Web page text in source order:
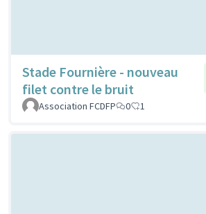
Stade Fournière - nouveau
filet contre le bruit
Association FCDFP
0 1